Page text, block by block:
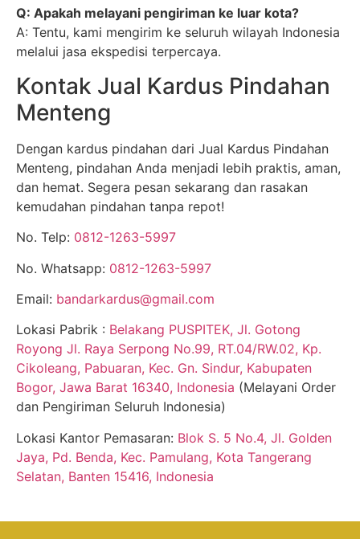
Q: Apakah melayani pengiriman ke luar kota?
A: Tentu, kami mengirim ke seluruh wilayah Indonesia
melalui jasa ekspedisi terpercaya.
Kontak Jual Kardus Pindahan
Menteng
Dengan kardus pindahan dari Jual Kardus Pindahan
Menteng, pindahan Anda menjadi lebih praktis, aman,
dan hemat. Segera pesan sekarang dan rasakan
kemudahan pindahan tanpa repot!
No. Telp: 0812-1263-5997
No. Whatsapp: 0812-1263-5997
Email: bandarkardus@gmail.com
Lokasi Pabrik : Belakang PUSPITEK, Jl. Gotong
Royong Jl. Raya Serpong No.99, RT.04/RW.02, Kp.
Cikoleang, Pabuaran, Kec. Gn. Sindur, Kabupaten
Bogor, Jawa Barat 16340, Indonesia (Melayani Order
dan Pengiriman Seluruh Indonesia)
Lokasi Kantor Pemasaran: Blok S. 5 No.4, Jl. Golden
Jaya, Pd. Benda, Kec. Pamulang, Kota Tangerang
Selatan, Banten 15416, Indonesia